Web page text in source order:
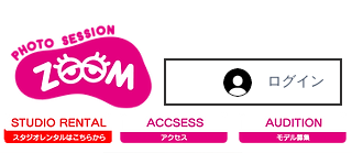
ログイン